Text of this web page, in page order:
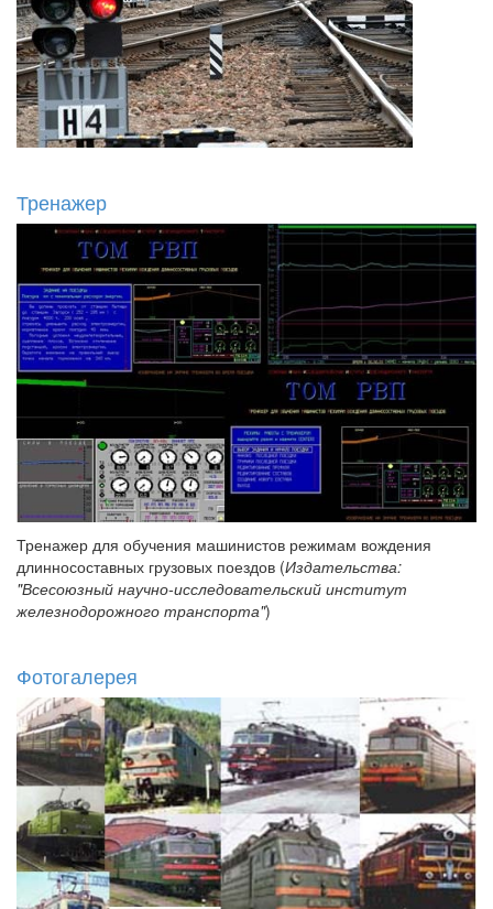
Тренажер
Тренажер для обучения машинистов режимам вождения
длинносоставных грузовых поездов (Издательства:
"Всесоюзный научно-исследовательский институт
железнодорожного транспорта")
Фотогалерея